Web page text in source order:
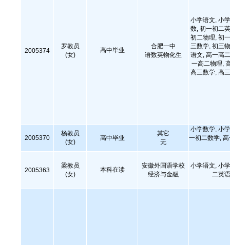
2005374
罗教员
(女)
高中毕业
合肥一中
语数英物化生
小学语文, 小
数, 初一初二
初二物理, 初
三数学, 初三
语文, 高一高
一高二物理,
高三数学, 高
2005370
杨教员
(女)
高中毕业
其它
无
小学数学, 小
一初二数学,
2005363
梁教员
(女)
本科在读
安徽外国语学校
经济与金融
小学语文, 小
二英